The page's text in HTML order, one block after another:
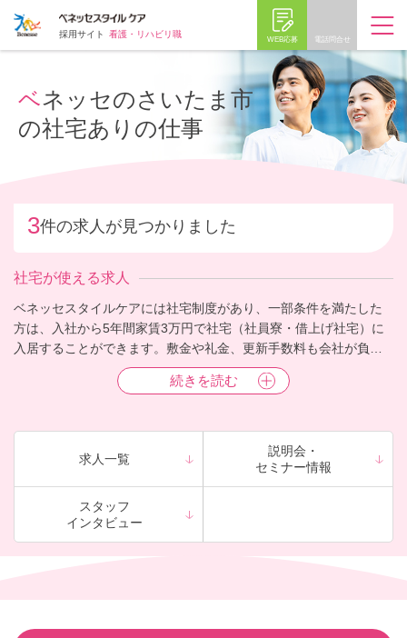
採用サイト 看護・リハビリ職 電話問合せ
WEB応募
ベネッセのさいたま市
の社宅ありの仕事
3件の求人が見つかりました
社宅が使える求人
ベネッセスタイルケアには社宅制度があり、一部条件を満たした
方は、入社から5年間家賃3万円で社宅（社員寮・借上げ社宅）に
入居することができます。敷金や礼金、更新手数料も会社が負
担、また、一律10万円の引越し支度金の支給があり、何かと物入
りな引っ越しも安心です。面接時の交通費支給もサポートしてい
続きを読む
求人一覧
説明会・
セミナー情報
スタッフ
インタビュー